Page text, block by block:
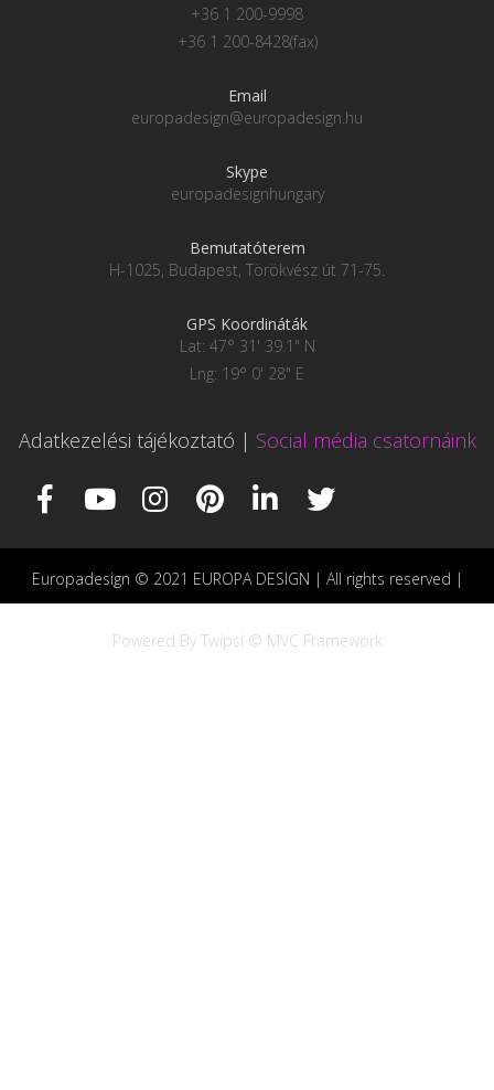
+36 1 200-9998
+36 1 200-8428(fax)
Email
europadesign@europadesign.hu
Skype
europadesignhungary
Bemutatóterem
H-1025, Budapest, Törökvész út 71-75.
GPS Koordináták
Lat: 47° 31' 39.1" N
Lng: 19° 0' 28" E
Adatkezelési tájékoztató | Social média csatornáink
Europadesign © 2021 EUROPA DESIGN | All rights reserved |
Powered By Twipsi © MVC Framework